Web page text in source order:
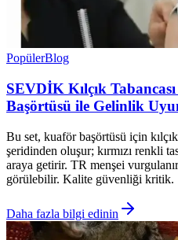
PopülerBlog
SEVDİK Kılçık
Başörtüsü ile Gelinlik
Bu set, kuaför başörtüsü için
şeridinden oluşur; kırmızı renkli
araya getirir. TR menşei
görülebilir. Kalite güvenliği kritik.
Daha fazla bilgi edinin